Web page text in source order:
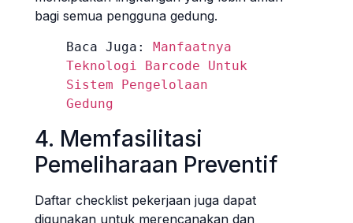
bagi semua pengguna gedung.
Baca Juga: Manfaatnya
Teknologi Barcode Untuk
Sistem Pengelolaan
Gedung
4. Memfasilitasi
Pemeliharaan Preventif
Daftar checklist pekerjaan juga dapat
digunakan untuk merencanakan dan